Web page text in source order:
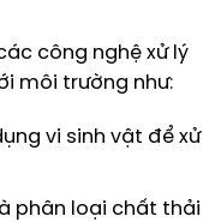
công nghệ xử lý
môi trường như:
vi sinh vật để xử
phân loại chất thải